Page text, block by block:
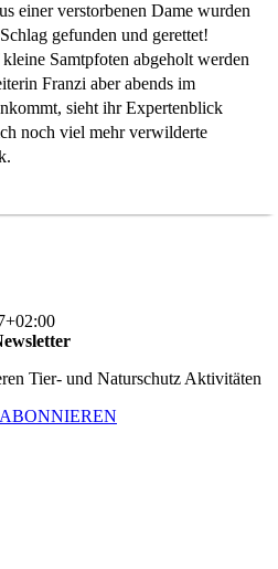
einer verstorbenen Dame wurden
gefunden und gerettet!
Samtpfoten abgeholt werden
Franzi aber abends im
sieht ihr Expertenblick
noch viel mehr verwilderte
Tier- und Naturschutz Aktivitäten